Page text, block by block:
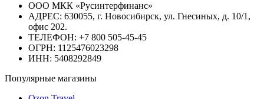
ООО МКК «Русинтерфинанс»
АДРЕС: 630055, г. Новосибирск, ул. Гнесиных, д. 10/1,
офис 202.
ТЕЛЕФОН: +7 800 505-45-45
ОГРН: 1125476023298
ИНН: 5408292849
Популярные магазины